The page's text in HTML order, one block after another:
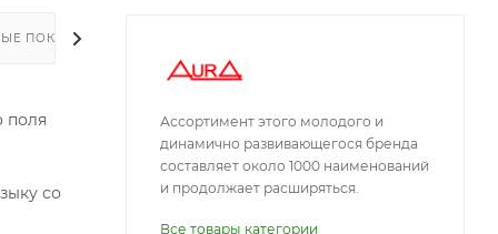
ПОКУПКИ
поля
со
Ассортимент этого молодого и
динамично развивающегося бренда
составляет около 1000 наименований
и продолжает расширяться.
Все товары категории